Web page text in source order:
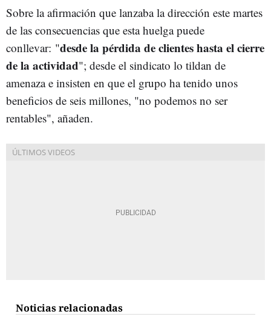
Sobre la afirmación que lanzaba la dirección este martes
de las consecuencias que esta huelga puede
conllevar: "desde la pérdida de clientes hasta el cierre
de la actividad"; desde el sindicato lo tildan de
amenaza e insisten en que el grupo ha tenido unos
beneficios de seis millones, "no podemos no ser
rentables", añaden.
Noticias relacionadas